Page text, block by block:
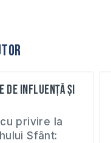
de influență și
privire la
Sfânt: